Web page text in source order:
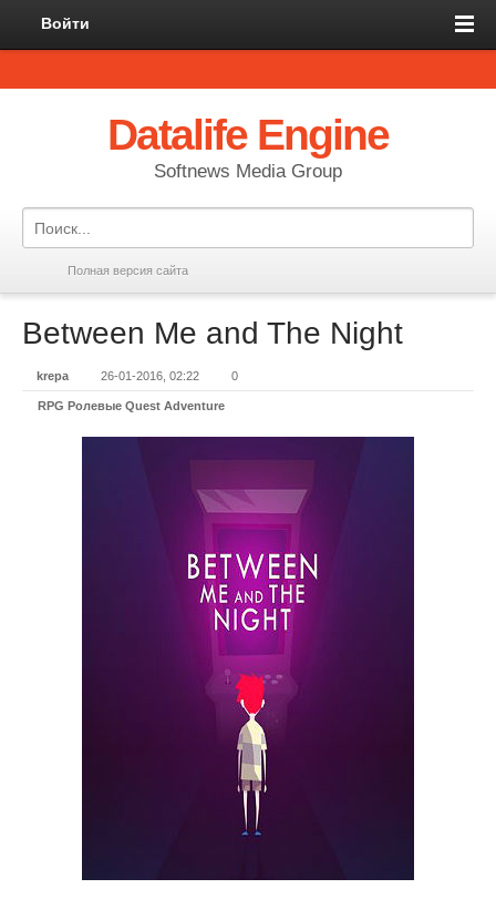
Войти
Datalife Engine
Softnews Media Group
Полная версия сайта
Between Me and The Night
krepa 26-01-2016, 02:22 0
RPG Ролевые Quest Adventure